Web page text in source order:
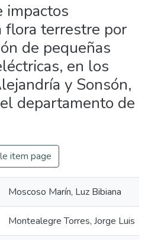
impactos
flora terrestre por
de pequeñas
en los
y Sonsón,
departamento de
item page
Moscoso Marín, Luz Bibiana
Montealegre Torres, Jorge Luis